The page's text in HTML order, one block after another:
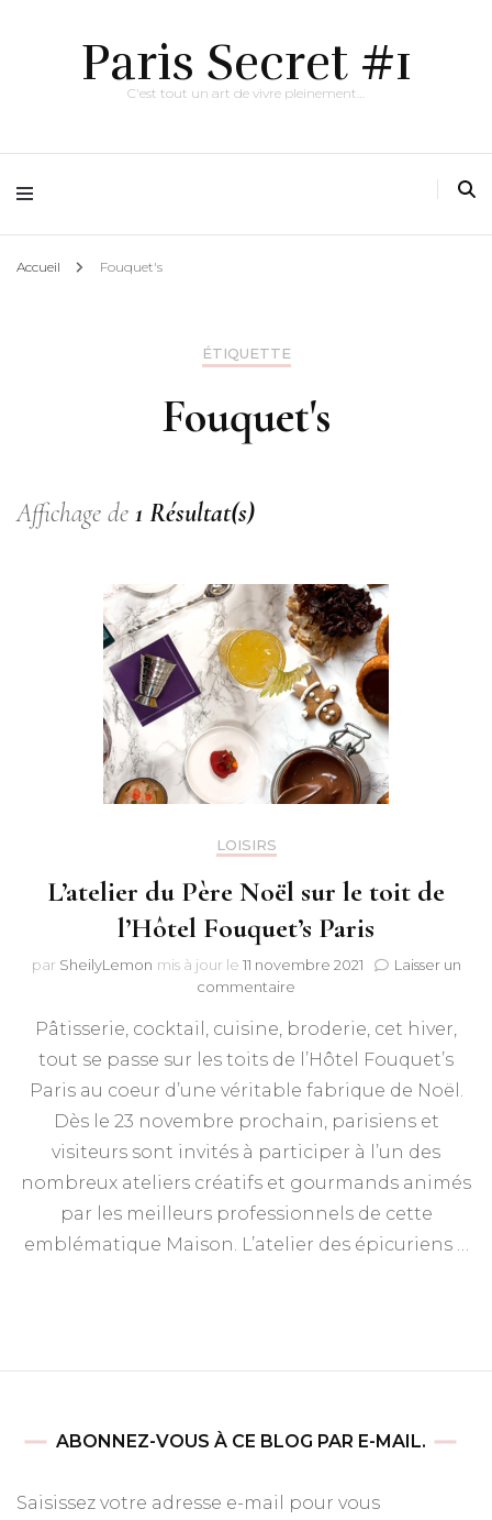
Paris Secret #1
C'est tout un art de vivre pleinement…
Accueil Fouquet's
ÉTIQUETTE
Fouquet's
Affichage de 1 Résultat(s)
LOISIRS
L’atelier du Père Noël sur le toit de
l’Hôtel Fouquet’s Paris
par SheilyLemon mis à jour le 11 novembre 2021
Laisser un
commentaire
du
Père
sur
le
de
l’Hôtel
Fouquet’s
Pâtisserie, cocktail, cuisine, broderie, cet hiver,
tout se passe sur les toits de l’Hôtel Fouquet’s
Paris au coeur d’une véritable fabrique de Noël.
Dès le 23 novembre prochain, parisiens et
visiteurs sont invités à participer à l’un des
nombreux ateliers créatifs et gourmands animés
par les meilleurs professionnels de cette
emblématique Maison. L’atelier des épicuriens …
ABONNEZ-VOUS À CE BLOG PAR E-MAIL.
Saisissez votre adresse e-mail pour vous